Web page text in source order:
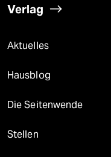
Verlag
Aktuelles
Hausblog
Die Seitenwende
Stellen